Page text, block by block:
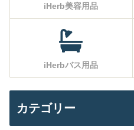
iHerb美容用品
iHerbバス用品
カテゴリー